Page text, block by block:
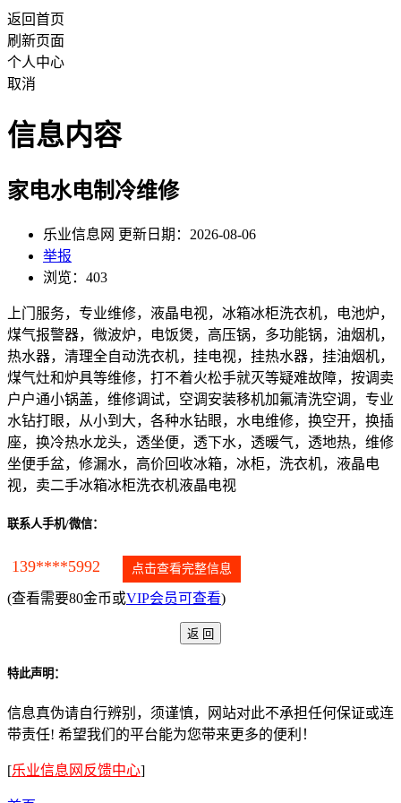
返回首页
刷新页面
个人中心
取消
信息内容
家电水电制冷维修
乐业信息网 更新日期：2026-08-06
举报
浏览：403
上门服务，专业维修，液晶电视，冰箱冰柜洗衣机，电池炉，
煤气报警器，微波炉，电饭煲，高压锅，多功能锅，油烟机，
热水器，清理全自动洗衣机，挂电视，挂热水器，挂油烟机，
煤气灶和炉具等维修，打不着火松手就灭等疑难故障，按调卖
户户通小锅盖，维修调试，空调安装移机加氟清洗空调，专业
水钻打眼，从小到大，各种水钻眼，水电维修，换空开，换插
座，换冷热水龙头，透坐便，透下水，透暖气，透地热，维修
坐便手盆，修漏水，高价回收冰箱，冰柜，洗衣机，液晶电
视，卖二手冰箱冰柜洗衣机液晶电视
联系人手机/微信：
139****5992 点击查看完整信息
(查看需要80金币或VIP会员可查看)
特此声明：
信息真伪请自行辨别，须谨慎，网站对此不承担任何保证或连
带责任! 希望我们的平台能为您带来更多的便利！
[乐业信息网反馈中心]